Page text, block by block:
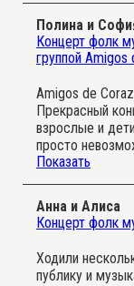
Полина и
Концерт фолк
группой Amigos
Amigos de
Прекрасный
взрослые и
просто
позитивно,
Кривоколенном
посидеть и
маракасы,
Огромное
солистке за
Показать
Анна и Алиса
Концерт фолк
Ходили
публику и